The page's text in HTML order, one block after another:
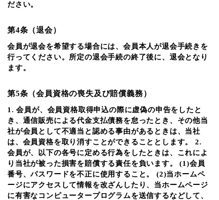
ださい。
第4条（退会）
会員が退会を希望する場合には、会員本人が退会手続きを
行ってください。所定の退会手続の終了後に、退会となり
ます。
第5条（会員資格の喪失及び賠償義務）
1. 会員が、会員資格取得申込の際に虚偽の申告をしたと
き、通信販売による代金支払債務を怠ったとき、その他当
社が会員として不適当と認める事由があるときは、当社
は、会員資格を取り消すことができることとします。 2.
会員が、以下の各号に定める行為をしたときは、これによ
り当社が被った損害を賠償する責任を負います。 (1)会員
番号、パスワードを不正に使用すること。 (2)当ホームペ
ージにアクセスして情報を改ざんしたり、当ホームページ
に有害なコンピュータープログラムを送信するなどして、